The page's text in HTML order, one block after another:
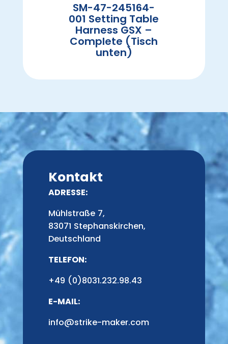
SM-47-245164-
001 Setting Table
Harness GSX –
Complete (Tisch
unten)
Kontakt
ADRESSE:
Mühlstraße 7,
83071 Stephanskirchen,
Deutschland
TELEFON:
+49 (0)8031.232.98.43
E-MAIL:
info@strike-maker.com